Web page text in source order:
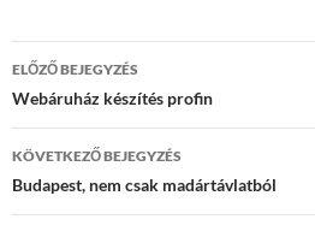
Bejegyzés
navigáció
ELŐZŐ BEJEGYZÉS
Webáruház készítés profin
KÖVETKEZŐ BEJEGYZÉS
Budapest, nem csak madártávlatból